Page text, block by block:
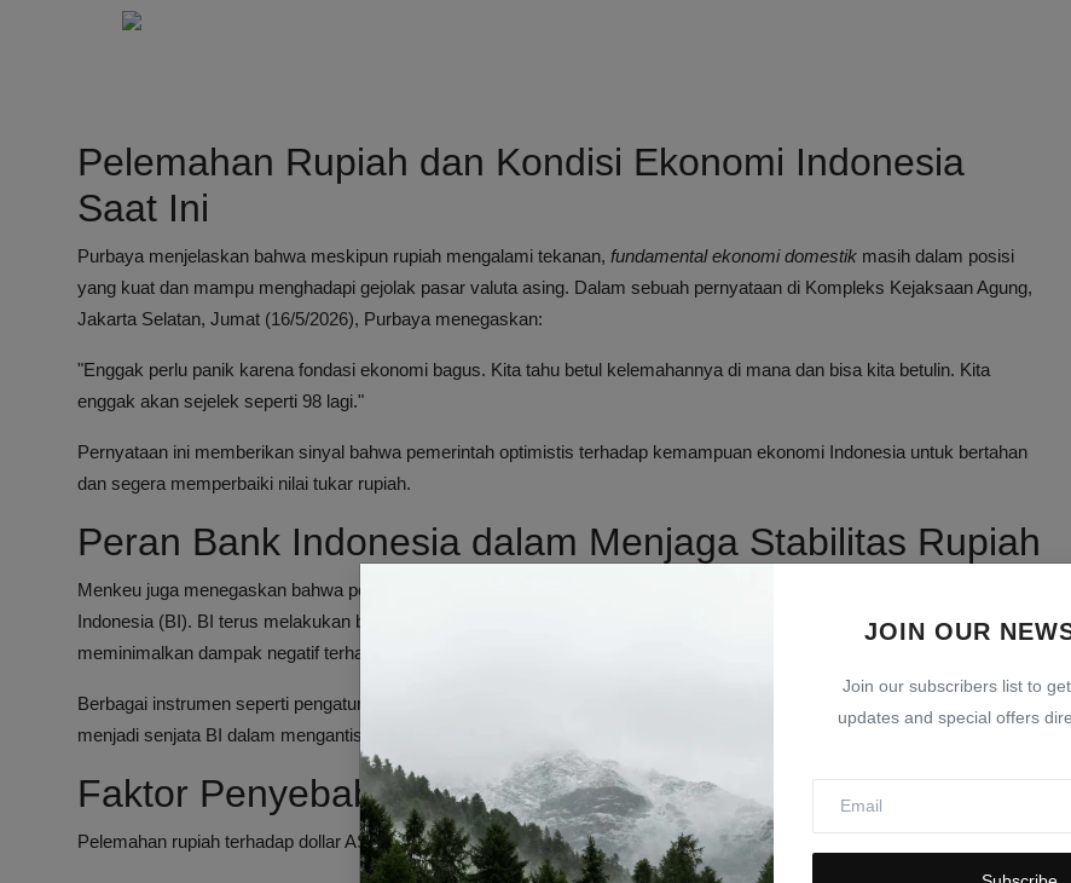
JOIN OUR
Join our subscribers list to
updates and special offers
Pelemahan Rupiah dan Kondisi Ekonomi Indonesia
Saat Ini
Purbaya menjelaskan bahwa meskipun rupiah mengalami tekanan, fundamental ekonomi domestik masih dalam posisi
yang kuat dan mampu menghadapi gejolak pasar valuta asing. Dalam sebuah pernyataan di Kompleks Kejaksaan Agung,
Jakarta Selatan, Jumat (16/5/2026), Purbaya menegaskan:
"Enggak perlu panik karena fondasi ekonomi bagus. Kita tahu betul kelemahannya di mana dan bisa kita betulin. Kita
enggak akan sejelek seperti 98 lagi."
Pernyataan ini memberikan sinyal bahwa pemerintah optimistis terhadap kemampuan ekonomi Indonesia untuk bertahan
dan segera memperbaiki nilai tukar rupiah.
Peran Bank Indonesia dalam Menjaga Stabilitas Rupiah
Menkeu juga menegaskan bahwa pengelolaan dan stabilitas nilai tukar rupiah merupakan kewenangan utama Bank
Indonesia (BI). BI terus melakukan berbagai langkah kebijakan moneter untuk menjaga nilai rupiah agar tetap stabil dan
meminimalkan dampak negatif terhadap ekonomi nasional.
Berbagai instrumen seperti pengaturan suku bunga, intervensi pasar valuta asing, dan koordinasi dengan pemerintah
menjadi senjata BI dalam mengantisipasi fluktuasi nilai tukar.
Faktor Penyebab Pelemahan Rupiah
Pelemahan rupiah terhadap dollar AS dapat dipengaruhi oleh beberapa faktor, antara lain: